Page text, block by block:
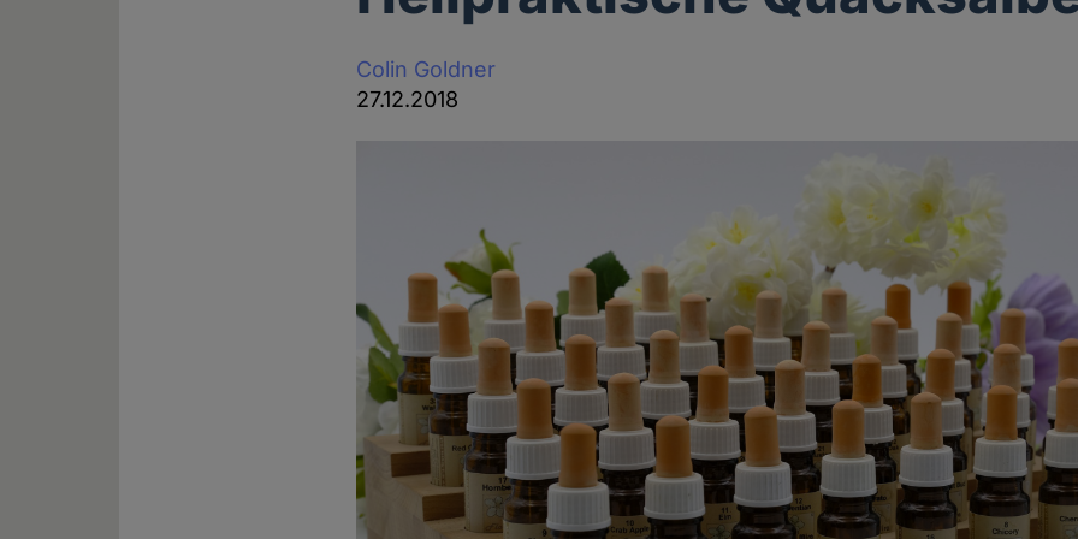
Colin Goldner
27.12.2018